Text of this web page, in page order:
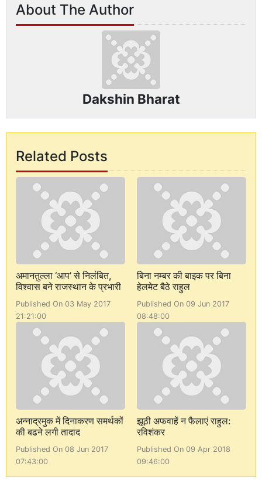
About The Author
Dakshin Bharat
Related Posts
अमानतुल्ला ‘आप’ से निलंबित,
विश्वास बने राजस्थान के प्रभारी
Published On 03 May 2017
21:21:00
बिना नम्बर की बाइक पर बिना
हेलमेट बैठे राहुल
Published On 09 Jun 2017
08:48:00
अन्नाद्रमुक में दिनाकरण समर्थकों
की बढने लगी तादाद
Published On 08 Jun 2017
07:43:00
झूठी अफवाहें न फैलाएं राहुल:
रविशंकर
Published On 09 Apr 2018
09:46:00